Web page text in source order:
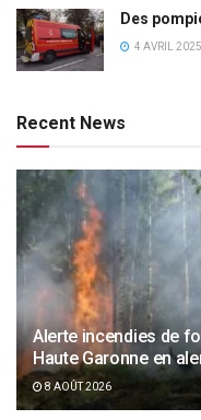
Des
4 AVRIL 2025
Recent News
Alerte incendies de
Haute Garonne en
8 AOÛT 2026